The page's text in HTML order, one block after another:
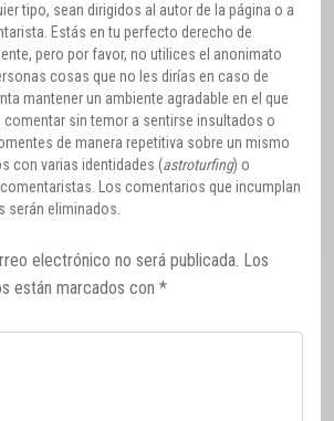
tipo, sean dirigidos al autor de la página o a
Estás en tu perfecto derecho de
pero por favor, no utilices el anonimato
cosas que no les dirías en caso de
mantener un ambiente agradable en el que
comentar sin temor a sentirse insultados o
de manera repetitiva sobre un mismo
con varias identidades (astroturfing) o
Los comentarios que incumplan
serán eliminados.
electrónico no será publicada. Los
están marcados con *